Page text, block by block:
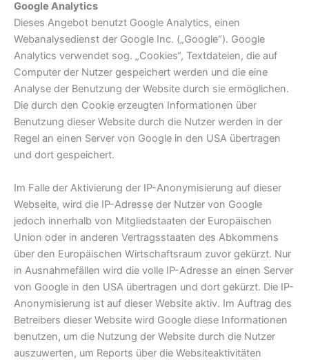
Google Analytics
Dieses Angebot benutzt Google Analytics, einen
Webanalysedienst der Google Inc. („Google“). Google
Analytics verwendet sog. „Cookies“, Textdateien, die auf
Computer der Nutzer gespeichert werden und die eine
Analyse der Benutzung der Website durch sie ermöglichen.
Die durch den Cookie erzeugten Informationen über
Benutzung dieser Website durch die Nutzer werden in der
Regel an einen Server von Google in den USA übertragen
und dort gespeichert.
Im Falle der Aktivierung der IP-Anonymisierung auf dieser
Webseite, wird die IP-Adresse der Nutzer von Google
jedoch innerhalb von Mitgliedstaaten der Europäischen
Union oder in anderen Vertragsstaaten des Abkommens
über den Europäischen Wirtschaftsraum zuvor gekürzt. Nur
in Ausnahmefällen wird die volle IP-Adresse an einen Server
von Google in den USA übertragen und dort gekürzt. Die IP-
Anonymisierung ist auf dieser Website aktiv. Im Auftrag des
Betreibers dieser Website wird Google diese Informationen
benutzen, um die Nutzung der Website durch die Nutzer
auszuwerten, um Reports über die Websiteaktivitäten